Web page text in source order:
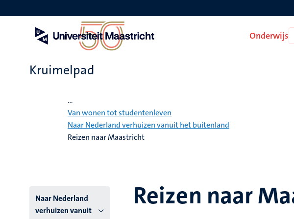
en
Onderwijs
Kruimelpad
...
Van wonen tot studentenleven
Naar Nederland verhuizen vanuit het buitenland
Reizen naar Maastricht
Hoofmenu
Naar Nederland
verhuizen vanuit
Reizen naar